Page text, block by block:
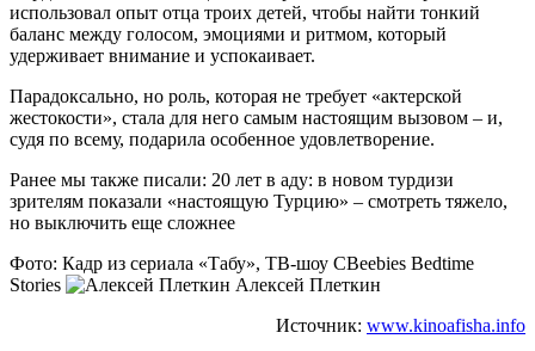
использовал опыт отца троих детей, чтобы найти тонкий
баланс между голосом, эмоциями и ритмом, который
удерживает внимание и успокаивает.
Парадоксально, но роль, которая не требует «актерской
жестокости», стала для него самым настоящим вызовом – и,
судя по всему, подарила особенное удовлетворение.
Ранее мы также писали: 20 лет в аду: в новом турдизи
зрителям показали «настоящую Турцию» – смотреть тяжело,
но выключить еще сложнее
Фото: Кадр из сериала «Табу», ТВ-шоу CBeebies Bedtime
Stories
Алексей Плеткин
Источник: www.kinoafisha.info